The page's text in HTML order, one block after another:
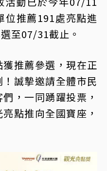
位推薦191處亮點進
至07/31截止。
推薦參選，現在正
誠摯邀請全體市民
，一同踴躍投票，
點推向全國寶座，